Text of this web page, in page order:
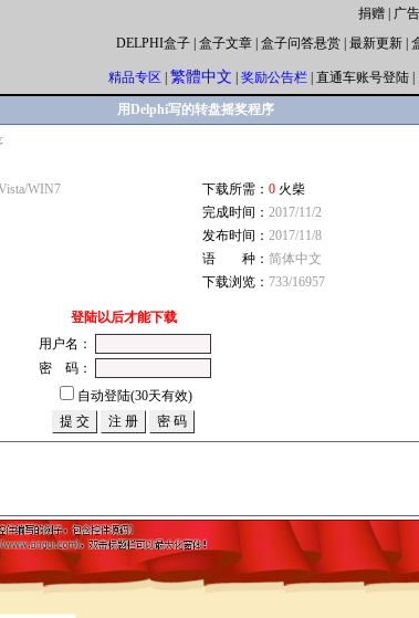
捐赠 广告
DELPHI盒子 盒子文章 盒子问答悬赏 最新更新
精品专区 繁體中文 奖励公告栏 直通车账号登陆
用Delphi写的转盘摇奖程序
WIN7 下载所需： 0 火柴
完成时间： 2017/11/2
发布时间： 2017/11/8
语 种： 简体中文
下载浏览： 733/16957
登陆以后才能下载
用户名：
密 码：
自动登陆(30天有效)